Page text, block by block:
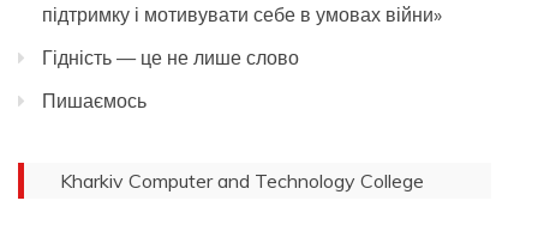
підтримку і мотивувати себе в умовах війни»
Гідність — це не лише слово
Пишаємось
Kharkiv Computer and Technology College